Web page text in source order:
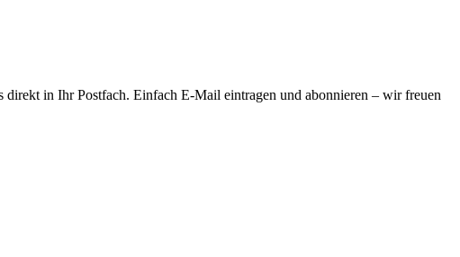
in Ihr Postfach. Einfach E-Mail eintragen und abonnieren – wir freuen